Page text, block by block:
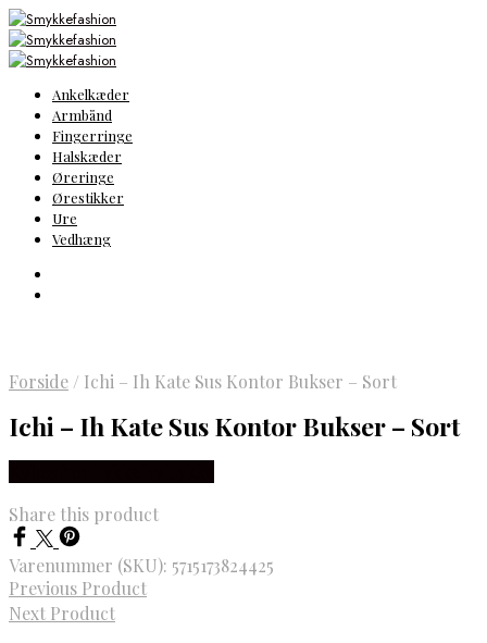
Ankelkæder
Armbånd
Fingerringe
Halskæder
Øreringe
Ørestikker
Ure
Vedhæng
Forside / Ichi – Ih Kate Sus Kontor Bukser – Sort
Ichi – Ih Kate Sus Kontor Bukser – Sort
Share this product
Varenummer (SKU): 5715173824425
Previous Product
Next Product